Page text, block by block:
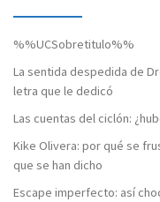
%%UCSobretitulo%%
La sentida despedida de
letra que le dedicó
Las cuentas del ciclón:
Kike Olivera: por qué se
que se han dicho
Escape imperfecto: así